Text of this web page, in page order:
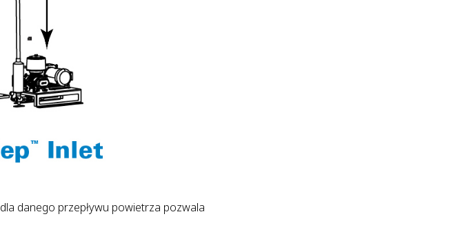
danego przepływu powietrza pozwala